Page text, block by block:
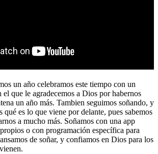
un año celebramos este tiempo con un
el que le agradecemos a Dios por habernos
un año más. Tambien seguimos soñando, y
qué es lo que viene por delante, pues sabemos
a mucho más. Soñamos con una app
o con programación específica para
de soñar, y confiamos en Dios para los